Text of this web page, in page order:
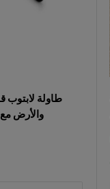
طاولة لابتوب
والأرض